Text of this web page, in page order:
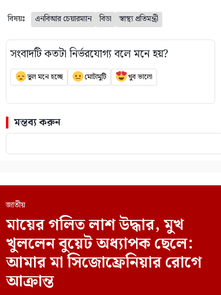
বিষয়ঃ এনবিআর চেয়ারম্যান বিডা স্বাস্থ্য প্রতিমন্ত্রী
সংবাদটি কতটা নির্ভরযোগ্য বলে মনে হয়?
ভুল মনে হচ্ছে মোটামুটি খুব ভালো
মন্তব্য করুন
জাতীয়
মায়ের গলিত লাশ উদ্ধার, মুখ
খুললেন বুয়েট অধ্যাপক ছেলে:
আমার মা সিজোফ্রেনিয়ার রোগে
আক্রান্ত